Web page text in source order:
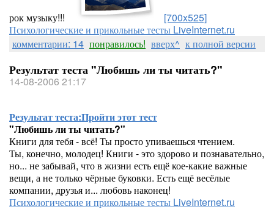
рок музыку!!!
[700x525]
Психологические и прикольные тесты LiveInternet.ru
комментарии: 14 понравилось! вверх^ к полной версии
Результат теста "Любишь ли ты читать?"
14-08-2006 21:17
Результат теста:Пройти этот тест
"Любишь ли ты читать?"
Книги для тебя - всё! Ты просто упиваешься чтением.
Ты, конечно, молодец! Книги - это здорово и познавательно,
но... не забывай, что в жизни есть ещё кое-какие важные
вещи, а не только чёрные буковки. Есть ещё весёлые
компании, друзья и... любовь наконец!
Психологические и прикольные тесты LiveInternet.ru